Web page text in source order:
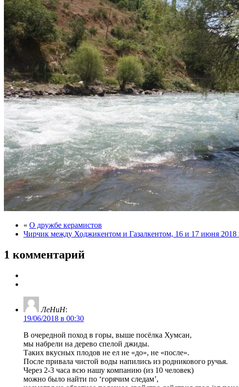
« О дружбе керамистов
Чирчик между Ходжикентом и Газалкентом, 16 и 17 июня 2018
1 комментарий
ЛеНиН:
19/06/2018 в 00:30
В очередной поход в горы, выше посёлка Хумсан,
мы набрели на дерево спелой джиды.
Таких вкусных плодов не ел не «до», не «после».
После привала чистой воды напились из родникового ручья.
Через 2-3 часа всю нашу компанию (из 10 человек)
можно было найти по ‘горячим следам’,